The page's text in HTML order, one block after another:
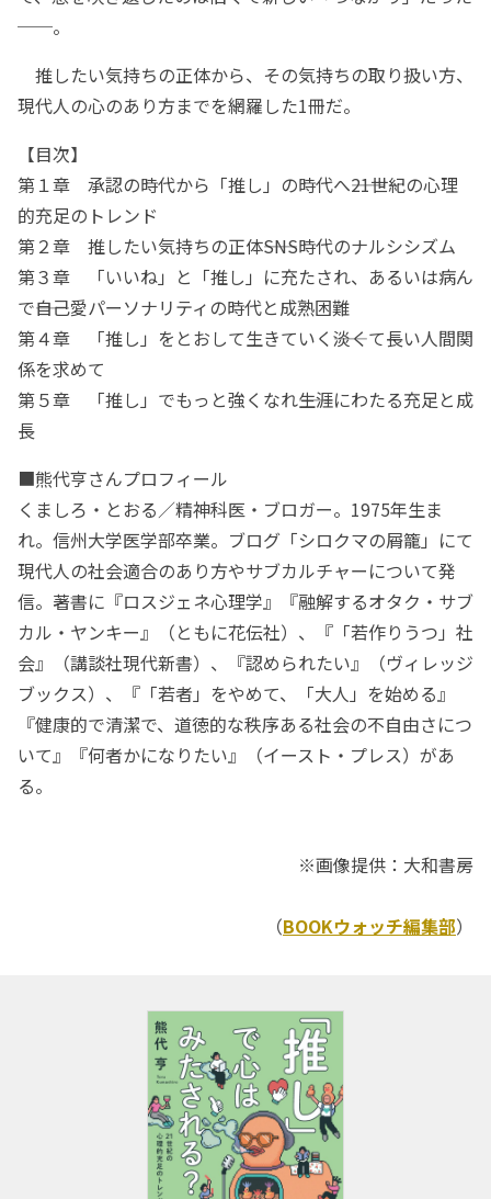
──。
推したい気持ちの正体から、その気持ちの取り扱い方、
現代人の心のあり方までを網羅した1冊だ。
【目次】
第１章 承認の時代から「推し」の時代へ――21世紀の心理
的充足のトレンド
第２章 推したい気持ちの正体――SNS時代のナルシシズム
第３章 「いいね」と「推し」に充たされ、あるいは病ん
で――自己愛パーソナリティの時代と成熟困難
第４章 「推し」をとおして生きていく――淡くて長い人間関
係を求めて
第５章 「推し」でもっと強くなれ――生涯にわたる充足と成
長
■熊代亨さんプロフィール
くましろ・とおる／精神科医・ブロガー。1975年生ま
れ。信州大学医学部卒業。ブログ「シロクマの屑籠」にて
現代人の社会適合のあり方やサブカルチャーについて発
信。著書に『ロスジェネ心理学』『融解するオタク・サブ
カル・ヤンキー』（ともに花伝社）、『「若作りうつ」社
会』（講談社現代新書）、『認められたい』（ヴィレッジ
ブックス）、『「若者」をやめて、「大人」を始める』
『健康的で清潔で、道徳的な秩序ある社会の不自由さにつ
いて』『何者かになりたい』（イースト・プレス）があ
る。
※画像提供：大和書房
（BOOKウォッチ編集部）